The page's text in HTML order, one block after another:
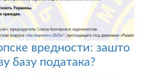
вредности: зашто
базу података?